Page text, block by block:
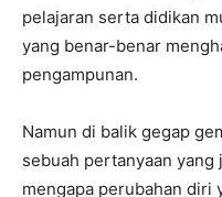
pelajaran serta didikan
yang benar-benar
pengampunan.
Namun di balik gegap
sebuah pertanyaan yang
mengapa perubahan diri